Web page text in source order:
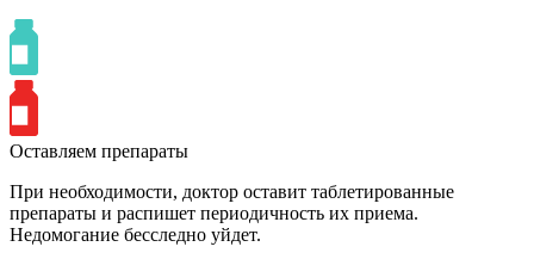
Оставляем препараты
При необходимости, доктор оставит таблетированные
препараты и распишет периодичность их приема.
Недомогание бесследно уйдет.